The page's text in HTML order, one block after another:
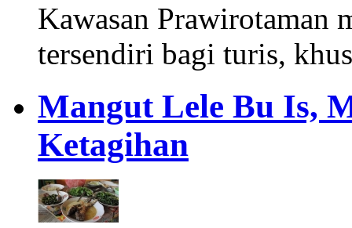
Kawasan Prawirotaman
tersendiri bagi turis,
Mangut Lele Bu Is,
Ketagihan